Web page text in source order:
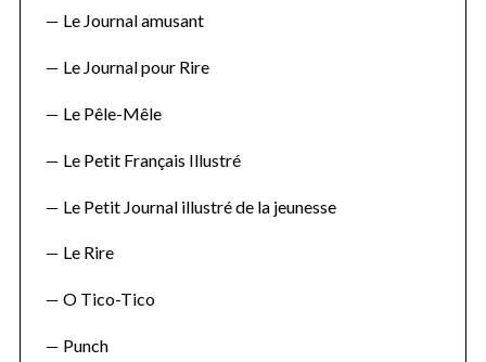
Le Journal amusant
Le Journal pour Rire
Le Pêle-Mêle
Le Petit Français Illustré
Le Petit Journal illustré de la jeunesse
Le Rire
O Tico-Tico
Punch
e
r
h